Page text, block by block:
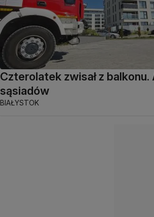
Czterolatek zwisał z balkonu.
sąsiadów
BIAŁYSTOK